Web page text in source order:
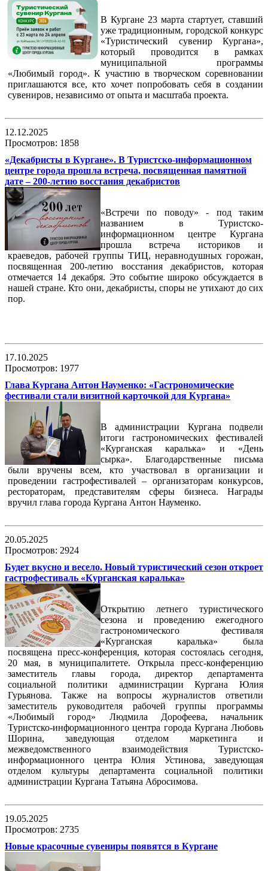
В Кургане 23 марта стартует, ставший
уже традиционным, городской конкурс
«Туристический сувенир Кургана»,
который проводится в рамках
муниципальной программы
«Любимый город». К участию в творческом соревновании
приглашаются все, кто хочет попробовать себя в создании
сувениров, независимо от опыта и масштаба проекта.
12.12.2025
Просмотров: 1858
«Декабристы в Кургане». В Туристско-информационном
центре города прошла встреча, посвященная памятной
дате – 200-летию восстания декабристов
«Встречи по поводу» - под таким
названием в Туристско-
информационном центре Кургана
прошла встреча историков и
краеведов, рабочей группы ТИЦ, неравнодушных горожан,
посвященная 200-летию восстания декабристов, которая
отмечается 14 декабря. Это событие широко обсуждается в
нашей стране. Кто они, декабристы, споры не утихают до сих
пор.
17.10.2025
Просмотров: 1977
Глава Кургана Антон Науменко: «Гастрономические
фестивали стали визитной карточкой для Кургана»
В администрации Кургана подвели
итоги гастрономических фестивалей
«Курганская каралька» и «День
сырка». Благодарственные письма
были вручены всем, кто участвовал в организации и
проведении гастрофестивалей – организаторам конкурсов,
рестораторам, представителям сферы бизнеса. Награды
вручил глава города Кургана Антон Науменко.
20.05.2025
Просмотров: 2924
Будет вкусно и весело. Новый туристический сезон откроет
гастрофестиваль «Курганская каралька»
Открытию летнего туристического
сезона и проведению ежегодного
гастрономического фестиваля
«Курганская каралька» была
посвящена пресс-конференция, которая состоялась сегодня,
20 мая, в муниципалитете. Открыла пресс-конференцию
заместитель главы города, директор департамента
социальной политики администрации Кургана Юлия
Гурьянова. Также на вопросы журналистов ответили
заместитель руководителя рабочей группы программы
«Любимый город» Людмила Дорофеева, начальник
Туристско-информационного центра города Кургана Любовь
Шорина, заведующая отделом маркетинга и
межведомственного взаимодействия Туристско-
информационного центра Юлия Устинова, заведующая
отделом культуры департамента социальной политики
администрации Кургана Татьяна Абросимова.
19.05.2025
Просмотров: 2735
Новые красочные сувениры появятся в Кургане